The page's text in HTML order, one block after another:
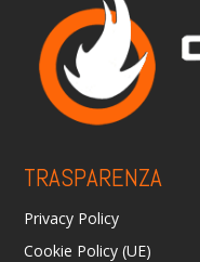
TRASPARENZA
Privacy Policy
Cookie Policy (UE)